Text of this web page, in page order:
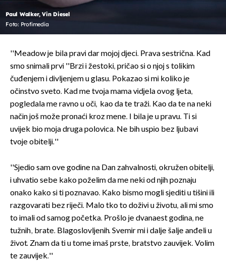
Paul Walker, Vin Diesel
Foto: Profimedia
''Meadow je bila pravi dar mojoj djeci. Prava sestrična. Kad
smo snimali prvi ''Brzi i žestoki, pričao si o njoj s tolikim
čuđenjem i divljenjem u glasu. Pokazao si mi koliko je
očinstvo sveto. Kad me tvoja mama vidjela ovog ljeta,
pogledala me ravno u oči, kao da te traži. Kao da te na neki
način još može pronaći kroz mene. I bila je u pravu. Ti si
uvijek bio moja druga polovica. Ne bih uspio bez ljubavi
tvoje obitelji.''
''Sjedio sam ove godine na Dan zahvalnosti, okružen obitelji,
i uhvatio sebe kako poželim da me neki od njih poznaju
onako kako si ti poznavao. Kako bismo mogli sjediti u tišini ili
razgovarati bez riječi. Malo tko to doživi u životu, ali mi smo
to imali od samog početka. Prošlo je dvanaest godina, ne
tužnih, brate. Blagoslovljenih. Svemir mi i dalje šalje anđeli u
život. Znam da ti u tome imaš prste, bratstvo zauvijek. Volim
te zauvijek.''